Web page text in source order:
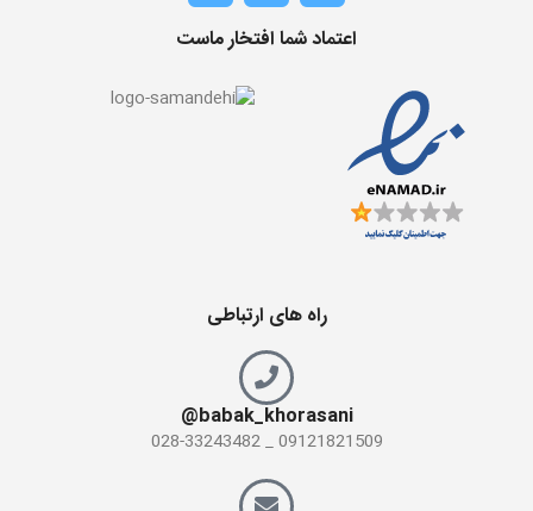
اعتماد شما افتخار ماست
راه های ارتباطی
babak_khorasani@
09121821509 _ 028-33243482